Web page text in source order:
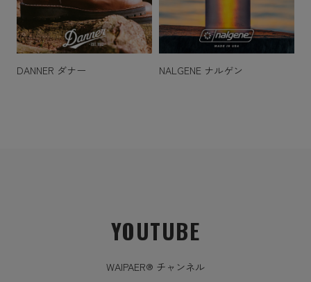
DANNER ダナー NALGENE ナルゲン
YOUTUBE
WAIPAER® チャンネル